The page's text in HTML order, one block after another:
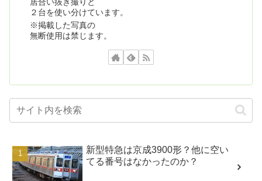
２台を使い分けています。
※掲載した写真の
無断使用は禁じます。
新型特急は京成3900形？他に空い
てる番号はなかったのか？